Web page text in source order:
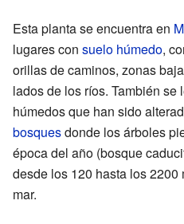
Esta planta se encuentra en
lugares con suelo húmedo,
orillas de caminos, zonas
lados de los ríos. También
húmedos que han sido
bosquesdonde los árboles
época del año (bosque
desde los 120 hasta los
mar.